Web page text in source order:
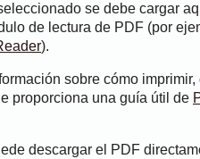
se debe cargar
de lectura de PDF (por
).
sobre cómo
proporciona una guía útil de
descargar el PDF